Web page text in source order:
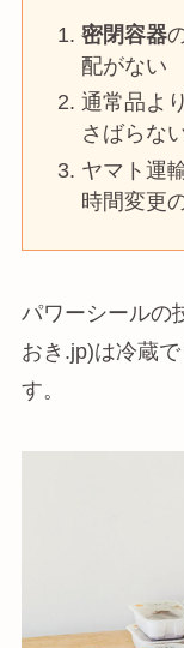
密閉容器
配がない
通常品よ
さばらな
ヤマト運
時間変更
パワーシールの
おき.jp)は冷蔵
す。